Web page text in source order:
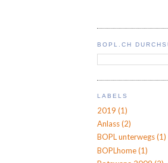
BOPL.CH
LABELS
2019 (1)
Anlass(2)
BOPL unterwegs(1)
BOPLhome(1)